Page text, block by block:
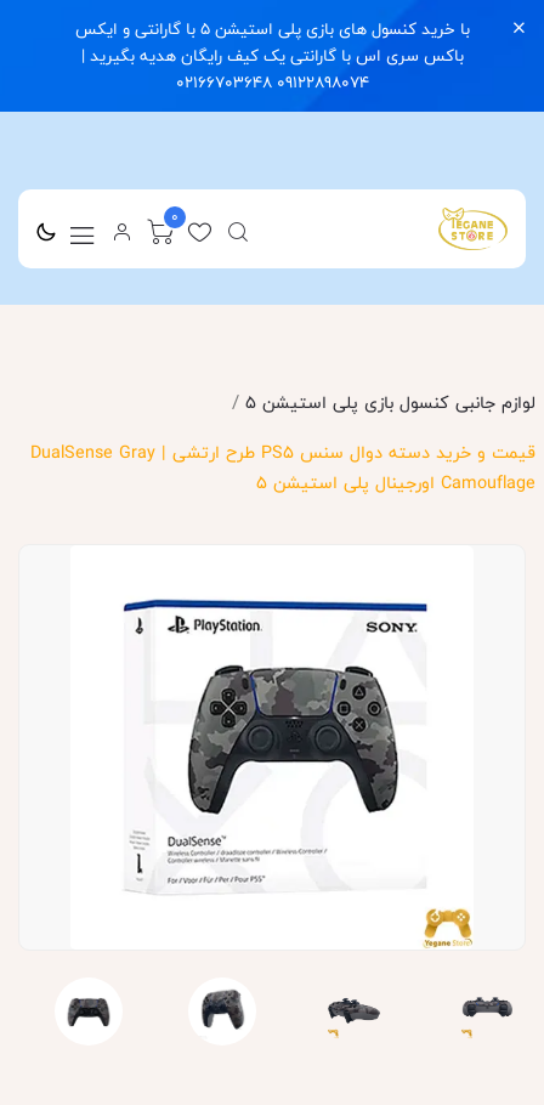
با خرید کنسول های بازی پلی استیشن 5 با گارانتی و ایکس
باکس سری اس با گارانتی یک کیف رایگان هدیه بگیرید |
09122898074 02166703648
0
لوازم جانبی کنسول بازی پلی استیشن 5 /
قیمت و خرید دسته دوال سنس PS5 طرح ارتشی | DualSense Gray
Camouflage اورجینال پلی استیشن ۵